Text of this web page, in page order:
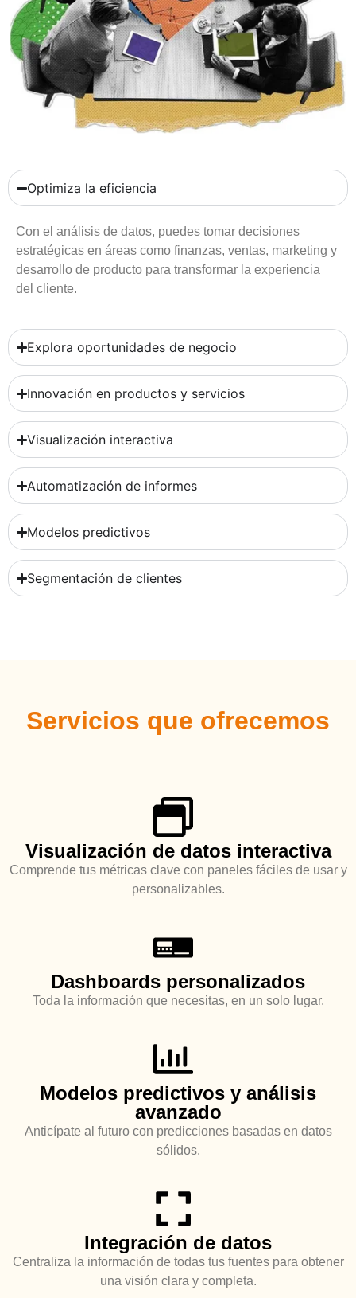
Optimiza la eficiencia
Con el análisis de datos, puedes tomar decisiones
estratégicas en áreas como finanzas, ventas, marketing y
desarrollo de producto para transformar la experiencia
del cliente.
Explora oportunidades de negocio
Innovación en productos y servicios
Visualización interactiva
Automatización de informes
Modelos predictivos
Segmentación de clientes
Servicios que ofrecemos
Visualización de datos interactiva
Comprende tus métricas clave con paneles fáciles de usar y
personalizables.
Dashboards personalizados
Toda la información que necesitas, en un solo lugar.
Modelos predictivos y análisis
avanzado
Anticípate al futuro con predicciones basadas en datos
sólidos.
Integración de datos
Centraliza la información de todas tus fuentes para obtener
una visión clara y completa.